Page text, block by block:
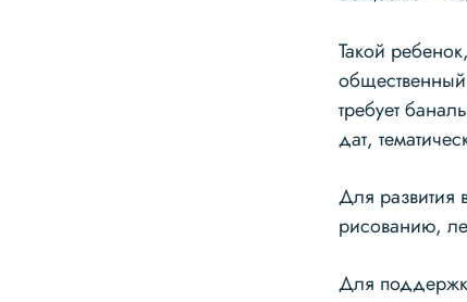
Такой
общественный
требует
дат,
Для развития
рисованию,
Для